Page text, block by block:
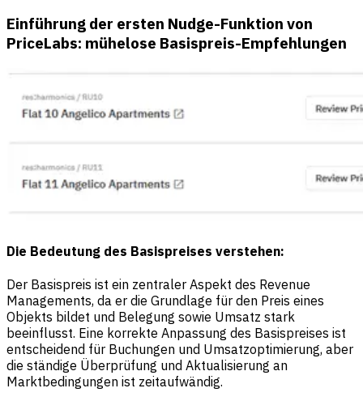
Einführung der ersten Nudge-Funktion von
PriceLabs: mühelose Basispreis-Empfehlungen
Die Bedeutung des Basispreises verstehen:
Der Basispreis ist ein zentraler Aspekt des Revenue
Managements, da er die Grundlage für den Preis eines
Objekts bildet und Belegung sowie Umsatz stark
beeinflusst. Eine korrekte Anpassung des Basispreises ist
entscheidend für Buchungen und Umsatzoptimierung, aber
die ständige Überprüfung und Aktualisierung an
Marktbedingungen ist zeitaufwändig.